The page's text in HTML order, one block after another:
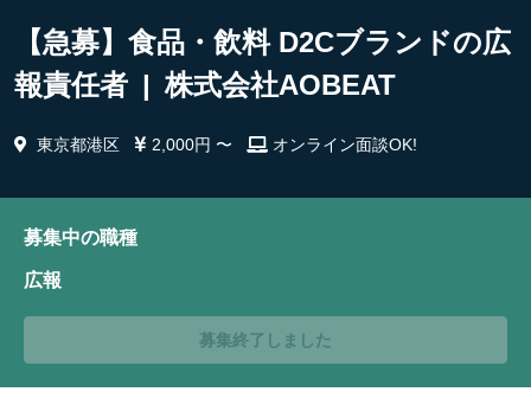
【急募】食品・飲料 D2Cブランドの広
報責任者 | 株式会社AOBEAT
東京都港区 2,000円 〜 オンライン面談OK!
募集中の職種
広報
募集終了しました